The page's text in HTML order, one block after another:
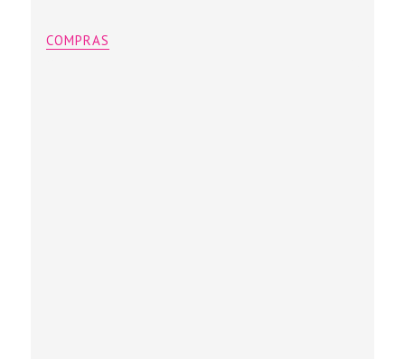
COMPRAS